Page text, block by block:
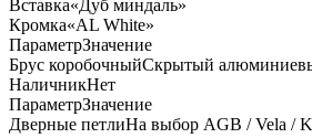
Вставка«Дуб миндаль»
Кромка«AL White»
ПараметрЗначение
Брус коробочныйСкрытый
НаличникНет
ПараметрЗначение
Дверные петлиНа выбор AGB / Vela /